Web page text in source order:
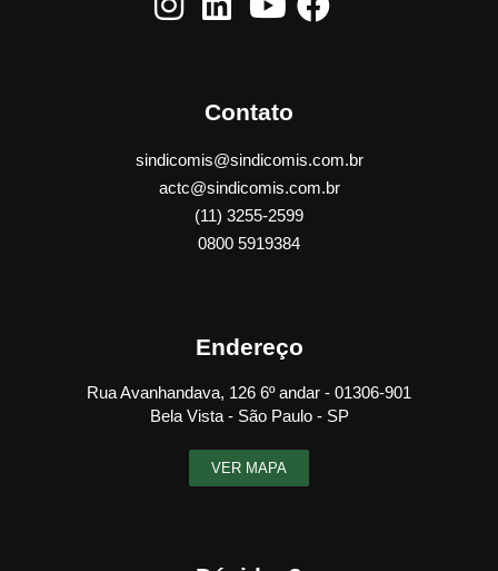
Contato
sindicomis@sindicomis.com.br
actc@sindicomis.com.br
(11) 3255-2599
0800 5919384
Endereço
Rua Avanhandava, 126 6º andar - 01306-901
Bela Vista - São Paulo - SP
VER MAPA